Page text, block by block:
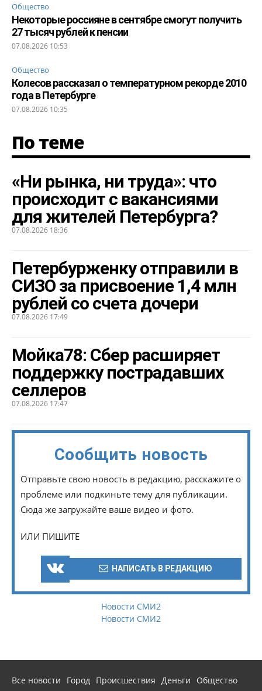
Общество
Некоторые россияне в сентябре смогут получить
27 тысяч рублей к пенсии
07.08.2026 10:53
Общество
Колесов рассказал о температурном рекорде 2010
года в Петербурге
07.08.2026 10:35
По теме
«Ни рынка, ни труда»: что
происходит с вакансиями
для жителей Петербурга?
07.08.2026 18:36
Петербурженку отправили в
СИЗО за присвоение 1,4 млн
рублей со счета дочери
07.08.2026 17:49
Мойка78: Сбер расширяет
поддержку пострадавших
селлеров
07.08.2026 17:47
Сообщить новость
Отправьте свою новость в редакцию, расскажите о
проблеме или подкиньте тему для публикации.
Сюда же загружайте ваше видео и фото.
ИЛИ ПИШИТЕ
НАПИСАТЬ В РЕДАКЦИЮ
Новости СМИ2
Новости СМИ2
Все новости Город Происшествия Деньги
Общество